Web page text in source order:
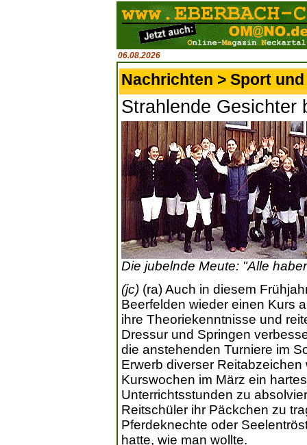
06.08.2026
Nachrichten > Sport
Strahlende Gesichter
Die jubelnde Meute: "Alle
(jc) (ra) Auch in diesem
Beerfelden wieder einen Kurs
ihre Theoriekenntnisse und
Dressur und Springen
die anstehenden Turniere im
Erwerb diverser
Kurswochen im März ein
Unterrichtsstunden zu
Reitschüler ihr Päckchen zu
Pferdeknechte oder
hatte, wie man wollte.